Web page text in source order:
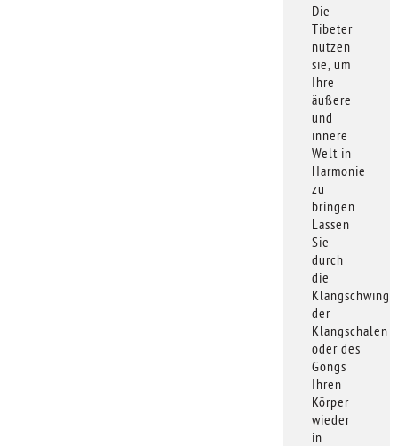
Die
Tibeter
nutzen
sie, um
Ihre
äußere
und
innere
Welt in
Harmonie
zu
bringen.
Lassen
Sie
durch
die
der
Klangschalen
oder des
Gongs
Ihren
Körper
wieder
in